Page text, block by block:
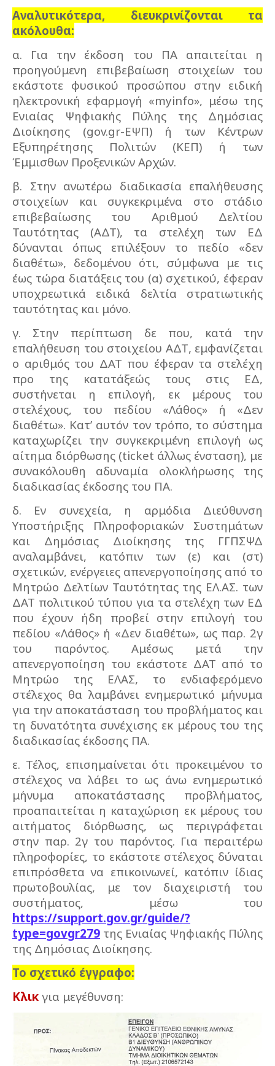
Αναλυτικότερα, διευκρινίζονται τα
ακόλουθα:
α. Για την έκδοση του ΠΑ απαιτείται η
προηγούμενη επιβεβαίωση στοιχείων του
εκάστοτε φυσικού προσώπου στην ειδική
ηλεκτρονική εφαρμογή «myinfo», μέσω της
Ενιαίας Ψηφιακής Πύλης της Δημόσιας
Διοίκησης (gov.gr-ΕΨΠ) ή των Κέντρων
Εξυπηρέτησης Πολιτών (ΚΕΠ) ή των
Έμμισθων Προξενικών Αρχών.
β. Στην ανωτέρω διαδικασία επαλήθευσης
στοιχείων και συγκεκριμένα στο στάδιο
επιβεβαίωσης του Αριθμού Δελτίου
Ταυτότητας (ΑΔΤ), τα στελέχη των ΕΔ
δύνανται όπως επιλέξουν το πεδίο «δεν
διαθέτω», δεδομένου ότι, σύμφωνα με τις
έως τώρα διατάξεις του (α) σχετικού, έφεραν
υποχρεωτικά ειδικά δελτία στρατιωτικής
ταυτότητας και μόνο.
γ. Στην περίπτωση δε που, κατά την
επαλήθευση του στοιχείου ΑΔΤ, εμφανίζεται
ο αριθμός του ΔΑΤ που έφεραν τα στελέχη
προ της κατατάξεώς τους στις ΕΔ,
συστήνεται η επιλογή, εκ μέρους του
στελέχους, του πεδίου «Λάθος» ή «Δεν
διαθέτω». Κατ’ αυτόν τον τρόπο, το σύστημα
καταχωρίζει την συγκεκριμένη επιλογή ως
αίτημα διόρθωσης (ticket άλλως ένσταση), με
συνακόλουθη αδυναμία ολοκλήρωσης της
διαδικασίας έκδοσης του ΠΑ.
δ. Εν συνεχεία, η αρμόδια Διεύθυνση
Υποστήριξης Πληροφοριακών Συστημάτων
και Δημόσιας Διοίκησης της ΓΓΠΣΨΔ
αναλαμβάνει, κατόπιν των (ε) και (στ)
σχετικών, ενέργειες απενεργοποίησης από το
Μητρώο Δελτίων Ταυτότητας της ΕΛ.ΑΣ. των
ΔΑΤ πολιτικού τύπου για τα στελέχη των ΕΔ
που έχουν ήδη προβεί στην επιλογή του
πεδίου «Λάθος» ή «Δεν διαθέτω», ως παρ. 2γ
του παρόντος. Αμέσως μετά την
απενεργοποίηση του εκάστοτε ΔΑΤ από το
Μητρώο της ΕΛΑΣ, το ενδιαφερόμενο
στέλεχος θα λαμβάνει ενημερωτικό μήνυμα
για την αποκατάσταση του προβλήματος και
τη δυνατότητα συνέχισης εκ μέρους του της
διαδικασίας έκδοσης ΠΑ.
ε. Τέλος, επισημαίνεται ότι προκειμένου το
στέλεχος να λάβει το ως άνω ενημερωτικό
μήνυμα αποκατάστασης προβλήματος,
προαπαιτείται η καταχώριση εκ μέρους του
αιτήματος διόρθωσης, ως περιγράφεται
στην παρ. 2γ του παρόντος. Για περαιτέρω
πληροφορίες, το εκάστοτε στέλεχος δύναται
επιπρόσθετα να επικοινωνεί, κατόπιν ίδιας
πρωτοβουλίας, με τον διαχειριστή του
συστήματος, μέσω του
https://support.gov.gr/guide/?
type=govgr279 της Ενιαίας Ψηφιακής Πύλης
της Δημόσιας Διοίκησης.
Το σχετικό έγγραφο:
Κλικ για μεγέθυνση: